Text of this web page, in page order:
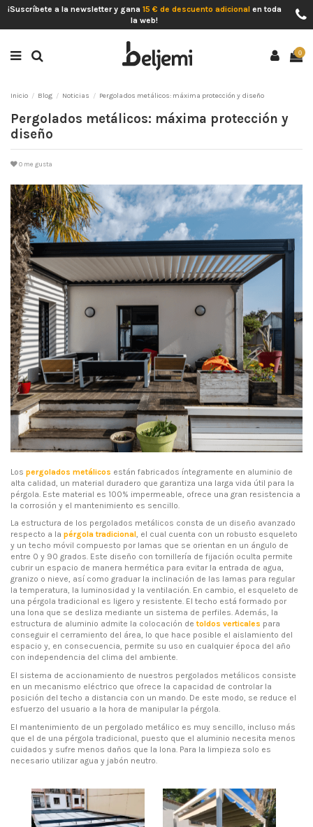
¡Suscríbete a la newsletter y gana 15 € de descuento adicional en toda
la web!
0
Inicio Blog Noticias Pergolados metálicos: máxima protección y diseño
Pergolados metálicos: máxima protección y
diseño
0 me gusta
Los pergolados metálicos están fabricados íntegramente en aluminio de
alta calidad, un material duradero que garantiza una larga vida útil para la
pérgola. Este material es 100% impermeable, ofrece una gran resistencia a
la corrosión y el mantenimiento es sencillo.
La estructura de los pergolados metálicos consta de un diseño avanzado
respecto a la pérgola tradicional, el cual cuenta con un robusto esqueleto
y un techo móvil compuesto por lamas que se orientan en un ángulo de
entre 0 y 90 grados. Este diseño con tornillería de fijación oculta permite
cubrir un espacio de manera hermética para evitar la entrada de agua,
granizo o nieve, así como graduar la inclinación de las lamas para regular
la temperatura, la luminosidad y la ventilación. En cambio, el esqueleto de
una pérgola tradicional es ligero y resistente. El techo está formado por
una lona que se desliza mediante un sistema de perfiles. Además, la
estructura de aluminio admite la colocación detoldos verticales para
conseguir el cerramiento del área, lo que hace posible el aislamiento del
espacio y, en consecuencia, permite su uso en cualquier época del año
con independencia del clima del ambiente.
El sistema de accionamiento de nuestros pergolados metálicos consiste
en un mecanismo eléctrico que ofrece la capacidad de controlar la
posición del techo a distancia con un mando. De este modo, se reduce el
esfuerzo del usuario a la hora de manipular la pérgola.
El mantenimiento de un pergolado metálico es muy sencillo, incluso más
que el de una pérgola tradicional, puesto que el aluminio necesita menos
cuidados y sufre menos daños que la lona. Para la limpieza solo es
necesario utilizar agua y jabón neutro.